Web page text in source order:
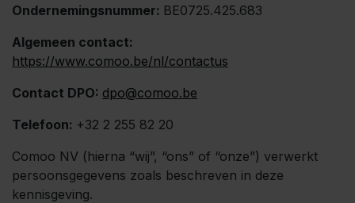
Ondernemingsnummer: BE0725.425.683
Algemeen contact:
https://www.comoo.be/nl/contactus
Contact DPO: dpo@comoo.be
Telefoon: +32 2 255 82 20
Comoo NV (hierna “wij”, “ons” of “onze”) verwerkt
persoonsgegevens zoals beschreven in deze
kennisgeving.